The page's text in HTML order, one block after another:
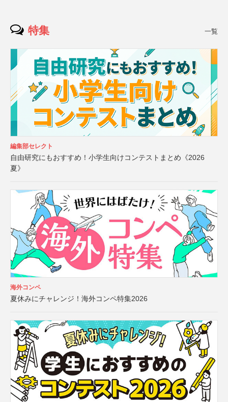
特集 一覧
編集部セレクト
自由研究にもおすすめ！小学生向けコンテストまとめ《2026
夏》
海外コンペ
夏休みにチャレンジ！海外コンペ特集2026